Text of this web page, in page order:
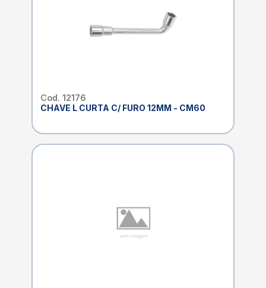
Cod. 12176
CHAVE L CURTA C/ FURO 12MM - CM60